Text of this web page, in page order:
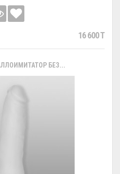
16 600 T
БЕЗ...